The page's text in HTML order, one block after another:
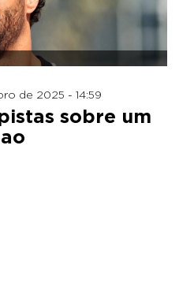
de 2025 - 14:59
sobre um